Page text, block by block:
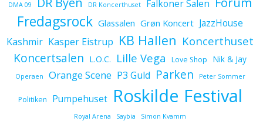
DMA 09 DR Koncerthuset Falkoner Salen
Fredagsrock Glassalen Grøn Koncert JazzHouse
Kashmir Kasper Eistrup KB Hallen Koncerthuset
Koncertsalen L.O.C. Lille Vega Love Shop Nik & Jay
Operaen Orange Scene P3 Guld Parken Peter Sommer
Politiken Pumpehuset Roskilde Festival
Royal Arena Saybia Simon Kvamm